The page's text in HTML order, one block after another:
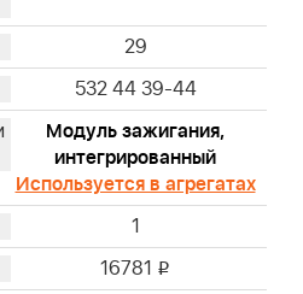
29
532 44 39-44
Модуль зажигания,
интегрированный
Используется в агрегатах
1
16781 i